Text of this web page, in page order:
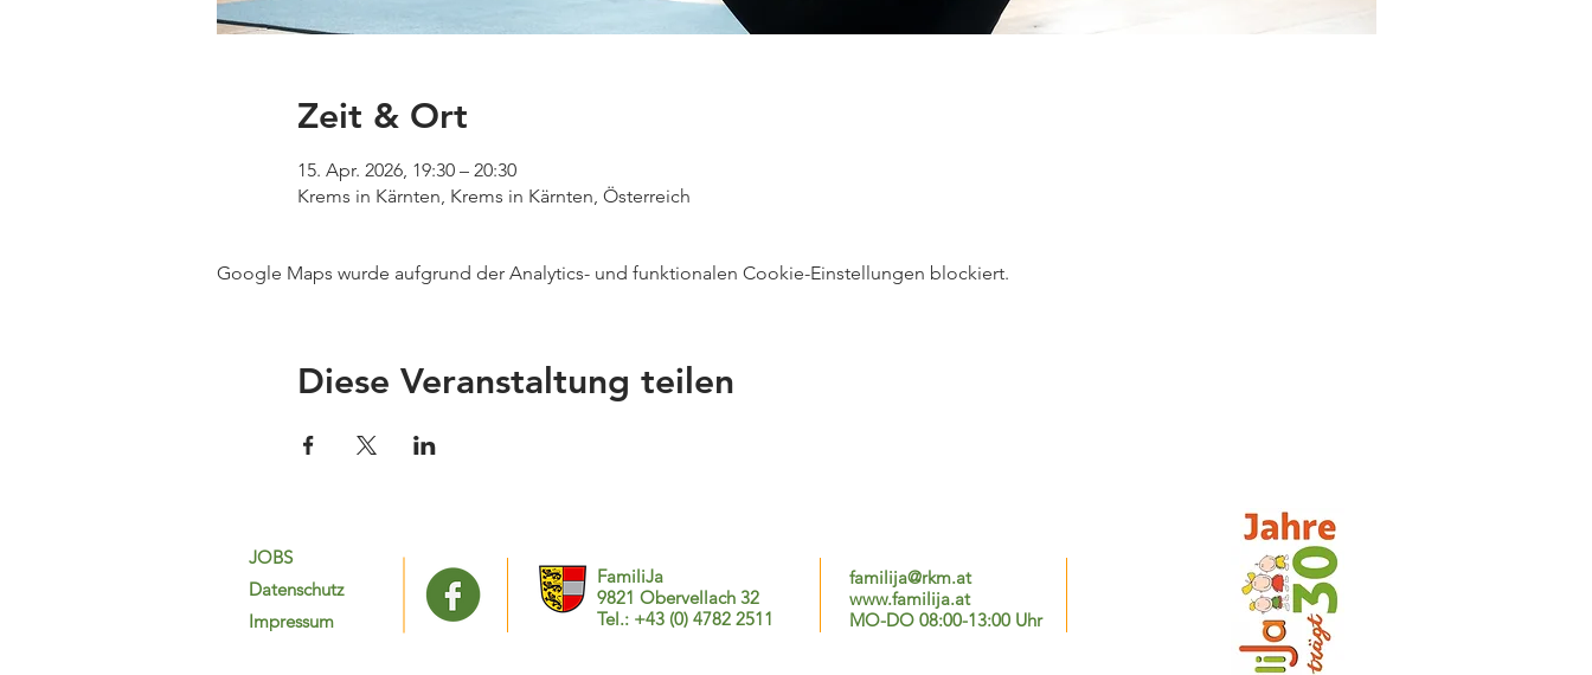
Zeit & Ort
15. Apr. 2026, 19:30 – 20:30
Krems in Kärnten, Krems in Kärnten, Österreich
Google Maps wurde aufgrund der Analytics- und funktionalen Cookie-Einstellungen blockiert.
Diese Veranstaltung teilen
JOBS
Datenschutz
Impressum
FamiliJa
9821 Obervellach 32
Tel.: +43 (0) 4782 2511
familija@rkm.at
www.familija.at
MO-DO 08:00-13:00 Uhr